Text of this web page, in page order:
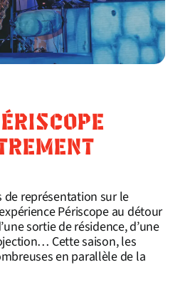
de représentation sur le
Périscope au détour
sortie de résidence, d’une
Cette saison, les
en parallèle de la